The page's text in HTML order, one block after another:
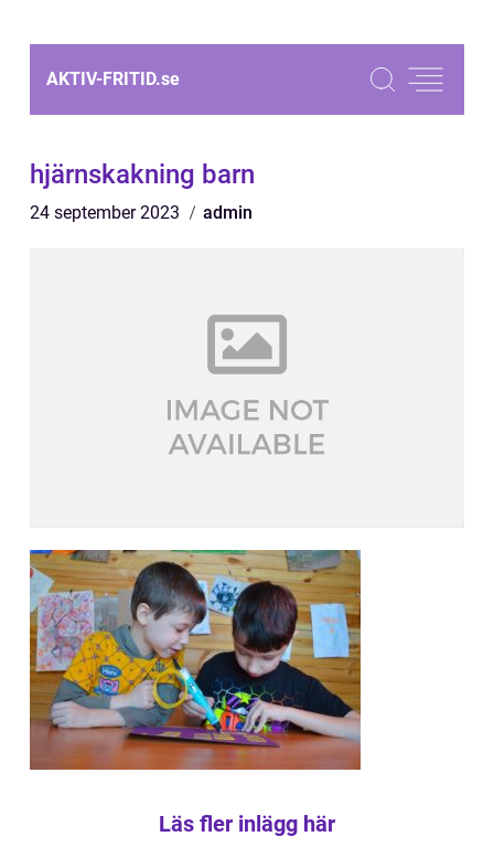
AKTIV-FRITID.se
hjärnskakning barn
24 september 2023 admin
Läs fler inlägg här